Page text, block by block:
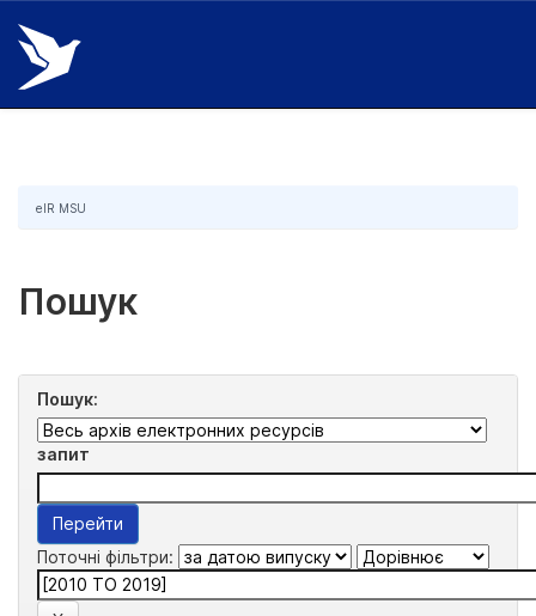
Skip
navigation
eIR MSU
Пошук
Пошук:
запит
Поточні фільтри: